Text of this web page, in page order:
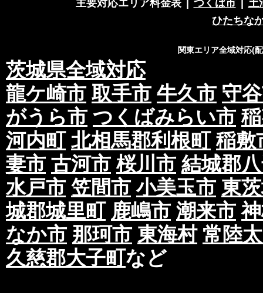
主要対応エリア料金表 つくば市
土
ひたちな
関東エリア全域対応(
茨城県全域対応
龍ケ崎市 取手市 牛久市 守
がうら市 つくばみらい市
河内町 北相馬郡利根町 稲敷
妻市 古河市 桜川市 結城郡
水戸市 笠間市 小美玉市 東
城郡城里町 鹿嶋市 潮来市
なか市 那珂市 東海村 常陸
久慈郡大子町など